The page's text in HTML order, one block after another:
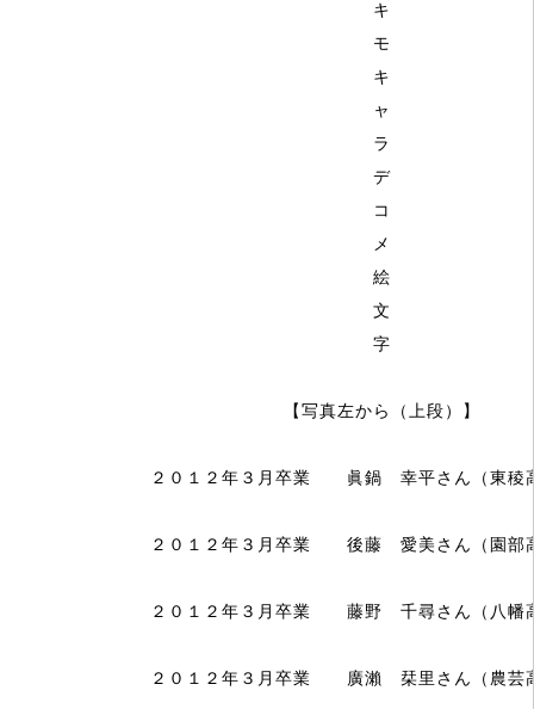
【写真左から（上段）】
２０１２年３月卒業 眞鍋 幸平さん（東稜
２０１２年３月卒業 後藤 愛美さん（園部
２０１２年３月卒業 藤野 千尋さん（八幡
２０１２年３月卒業 廣瀨 栞里さん（農芸